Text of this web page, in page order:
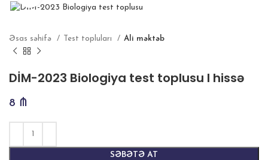
Əsas səhifə Test topluları Ali məktəb
DİM-2023 Biologiya test toplusu I hissə
8 ₼
SƏBƏTƏ AT